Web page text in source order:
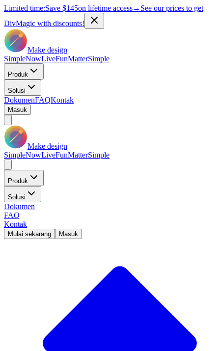
Limited time:Save $145on lifetime access→ See our prices to get
DivMagic with discounts!
Make design
SimpleNowLiveFunMatterSimple
Produk
Solusi
DokumenFAQKontak
Masuk
Make design
SimpleNowLiveFunMatterSimple
Produk
Solusi
Dokumen
FAQ
Kontak
Mulai sekarang Masuk